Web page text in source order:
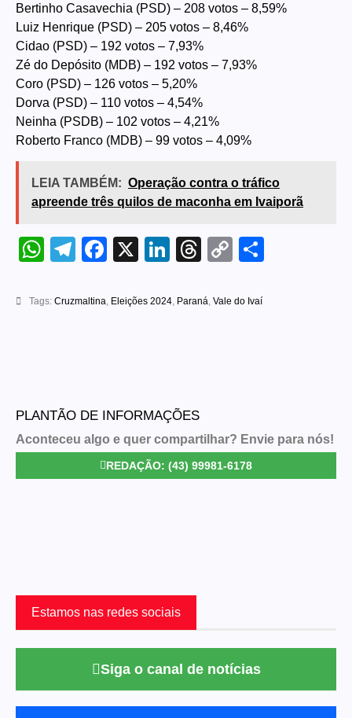
Bertinho Casavechia (PSD) – 208 votos – 8,59%
Luiz Henrique (PSD) – 205 votos – 8,46%
Cidao (PSD) – 192 votos – 7,93%
Zé do Depósito (MDB) – 192 votos – 7,93%
Coro (PSD) – 126 votos – 5,20%
Dorva (PSD) – 110 votos – 4,54%
Neinha (PSDB) – 102 votos – 4,21%
Roberto Franco (MDB) – 99 votos – 4,09%
LEIA TAMBÉM: Operação contra o tráfico
apreende três quilos de maconha em Ivaiporã
WhatsApp
Telegram
Facebook
X LinkedIn
Threads
Copy
Tags: Cruzmaltina, Eleições 2024, Paraná, Vale do Ivaí
PLANTÃO DE INFORMAÇÕES
Aconteceu algo e quer compartilhar? Envie para nós!
REDAÇÃO: (43) 99981-6178
Estamos nas redes sociais
Siga o canal de notícias